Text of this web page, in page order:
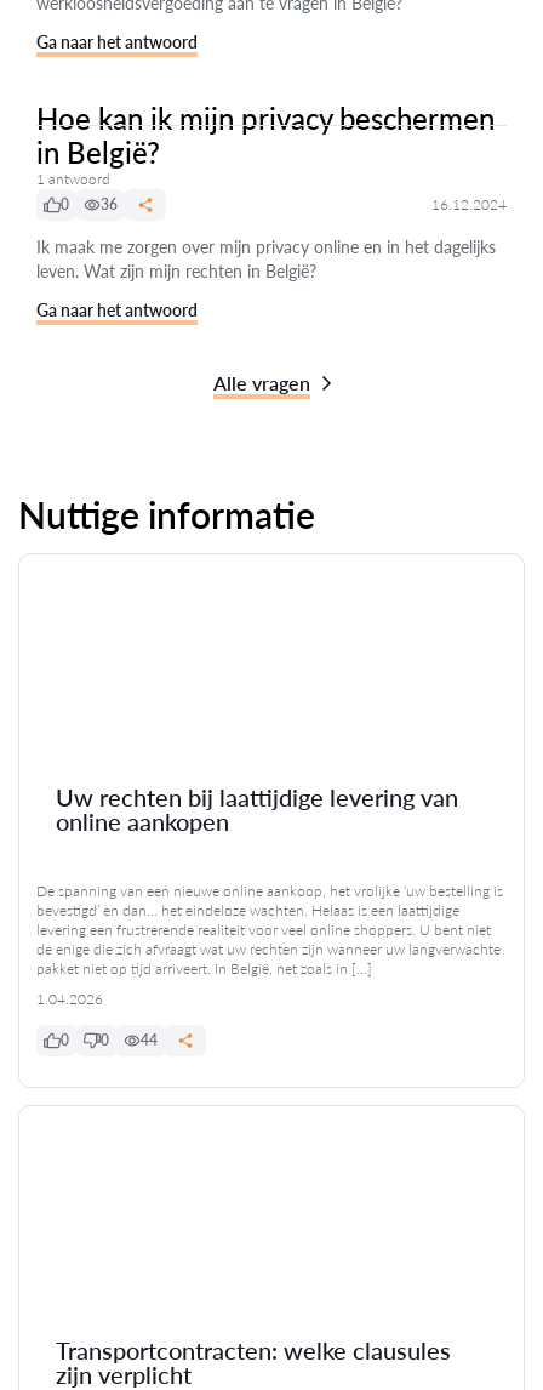
Ga naar het antwoord
Hoe kan ik mijn privacy beschermen
in België?
1 antwoord
0
36 16.12.2024
Ik maak me zorgen over mijn privacy online en in het dagelijks
leven. Wat zijn mijn rechten in België?
Ga naar het antwoord
Alle vragen
Nuttige informatie
Uw rechten bij laattijdige levering van
online aankopen
De spanning van een nieuwe online aankoop, het vrolijke ‘uw bestelling is
bevestigd’ en dan… het eindeloze wachten. Helaas is een laattijdige
levering een frustrerende realiteit voor veel online shoppers. U bent niet
de enige die zich afvraagt wat uw rechten zijn wanneer uw langverwachte
pakket niet op tijd arriveert. In België, net zoals in […]
1.04.2026
0 0 44
Transportcontracten: welke clausules
zijn verplicht